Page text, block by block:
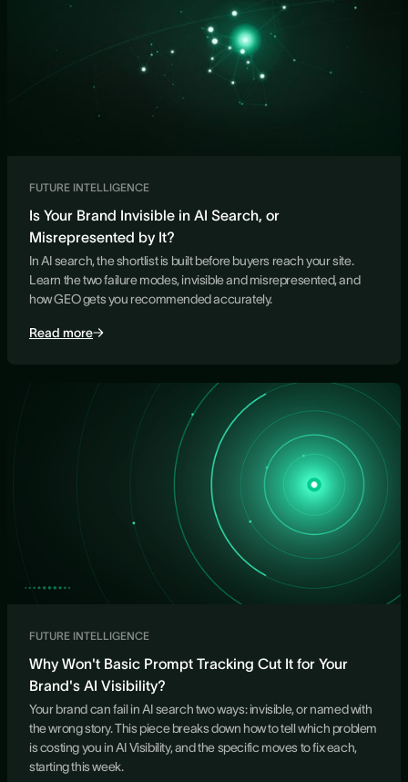
FUTURE INTELLIGENCE
Is Your Brand Invisible in AI Search, or
Misrepresented by It?
In AI search, the shortlist is built before buyers reach your site.
Learn the two failure modes, invisible and misrepresented, and
how GEO gets you recommended accurately.
Read more
FUTURE INTELLIGENCE
Why Won't Basic Prompt Tracking Cut It for Your
Brand's AI Visibility?
Your brand can fail in AI search two ways: invisible, or named with
the wrong story. This piece breaks down how to tell which problem
is costing you in AI Visibility, and the specific moves to fix each,
starting this week.